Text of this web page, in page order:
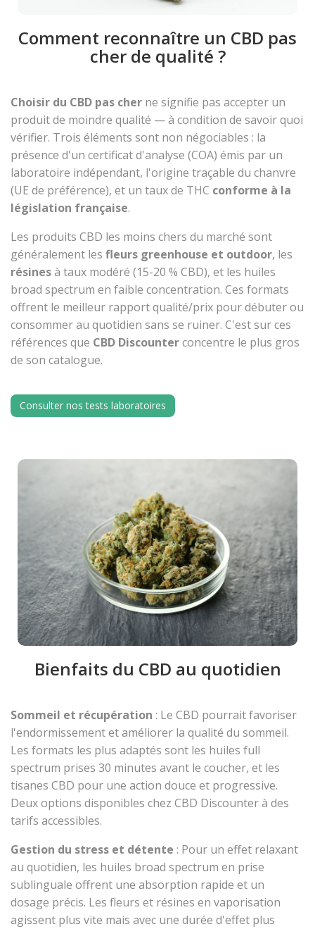
Comment reconnaître un CBD pas
cher de qualité ?
Choisir du CBD pas cher ne signifie pas accepter un
produit de moindre qualité — à condition de savoir quoi
vérifier. Trois éléments sont non négociables : la
présence d'un certificat d'analyse (COA) émis par un
laboratoire indépendant, l'origine traçable du chanvre
(UE de préférence), et un taux de THC conforme à la
législation française.
Les produits CBD les moins chers du marché sont
généralement les fleurs greenhouse et outdoor, les
résinesà taux modéré (15-20 % CBD), et les huiles
broad spectrum en faible concentration. Ces formats
offrent le meilleur rapport qualité/prix pour débuter ou
consommer au quotidien sans se ruiner. C'est sur ces
références que CBD Discounterconcentre le plus gros
de son catalogue.
Consulter nos tests laboratoires
Bienfaits du CBD au quotidien
Sommeil et récupération : Le CBD pourrait favoriser
l'endormissement et améliorer la qualité du sommeil.
Les formats les plus adaptés sont les huiles full
spectrum prises 30 minutes avant le coucher, et les
tisanes CBD pour une action douce et progressive.
Deux options disponibles chez CBD Discounter à des
tarifs accessibles.
Gestion du stress et détente : Pour un effet relaxant
au quotidien, les huiles broad spectrum en prise
sublinguale offrent une absorption rapide et un
dosage précis. Les fleurs et résines en vaporisation
agissent plus vite mais avec une durée d'effet plus